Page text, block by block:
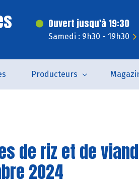
Ouvert jusqu'à 19:30
Samedi : 9h30 - 19h30
Producteurs
de riz et de
2024